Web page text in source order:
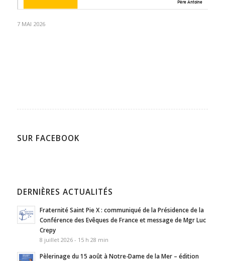
7 MAI 2026
SUR FACEBOOK
DERNIÈRES ACTUALITÉS
Fraternité Saint Pie X : communiqué de la Présidence de la
Conférence des Evêques de France et message de Mgr Luc
Crepy
8 juillet 2026 - 15 h 28 min
Pèlerinage du 15 août à Notre-Dame de la Mer – édition